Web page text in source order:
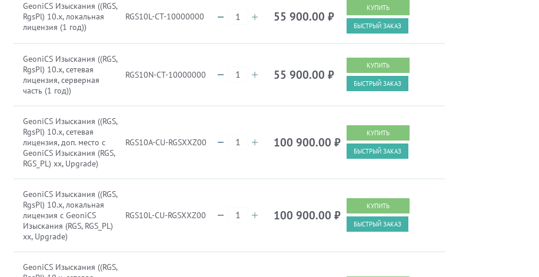
GeoniCS Изыскания ((RGS,
RgsPl) 10.x, локальная
лицензия (1 год))
RGS10L-CT-10000000 55 900.00 ₽
БЫСТРЫЙ ЗАКАЗ
GeoniCS Изыскания ((RGS,
RgsPl) 10.x, сетевая
лицензия, серверная
часть (1 год))
RGS10N-CT-10000000 55 900.00 ₽
БЫСТРЫЙ ЗАКАЗ
GeoniCS Изыскания ((RGS,
RgsPl) 10.x, сетевая
лицензия, доп. место с
GeoniCS Изыскания (RGS,
RGS_PL) xx, Upgrade)
RGS10A-CU-RGSXXZ00 100 900.00 ₽
БЫСТРЫЙ ЗАКАЗ
GeoniCS Изыскания ((RGS,
RgsPl) 10.x, локальная
лицензия с GeoniCS
Изыскания (RGS, RGS_PL)
xx, Upgrade)
RGS10L-CU-RGSXXZ00 100 900.00 ₽
БЫСТРЫЙ ЗАКАЗ
GeoniCS Изыскания ((RGS,